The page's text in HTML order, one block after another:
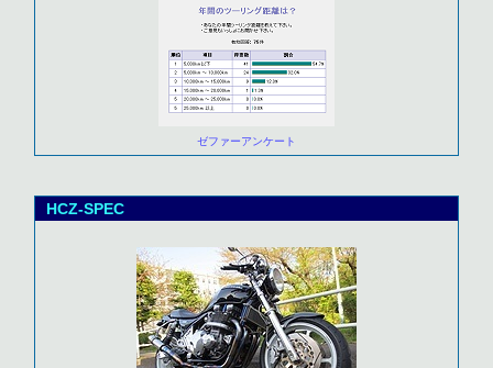
ゼファーアンケート
HCZ-SPEC